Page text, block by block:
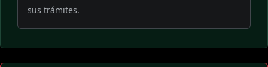
sus trámites.